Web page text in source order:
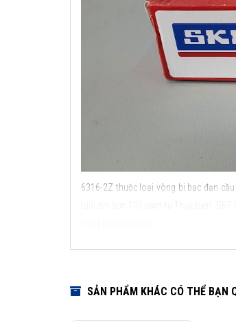
6316-2Z thuộc loại vòng bi bạc đạn
SẢN PHẨM KHÁC CÓ THỂ BẠN